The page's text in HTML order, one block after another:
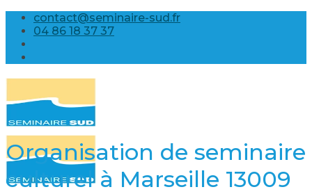
Skip
content
contact@seminaire-sud.fr
04 86 18 37 37
Organisation de seminaire
culturel à Marseille 13009